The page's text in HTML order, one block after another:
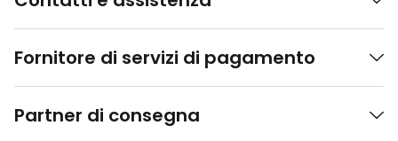
Fornitore di servizi di pagamento
Partner di consegna